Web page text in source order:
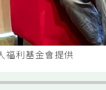
福利基金會提供